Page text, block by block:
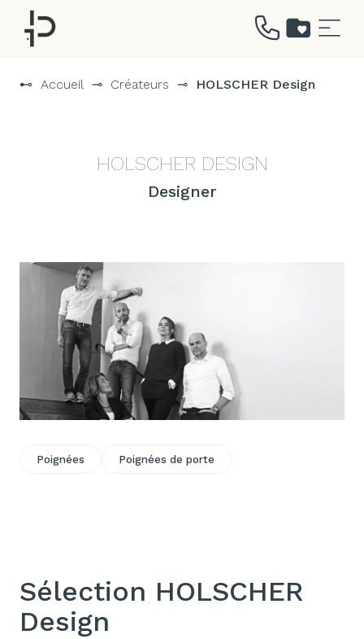
⊷ Accueil ⊸ Créateurs ⊸ HOLSCHER Design
HOLSCHER DESIGN
Designer
Poignées Poignées de porte
Sélection HOLSCHER
Design